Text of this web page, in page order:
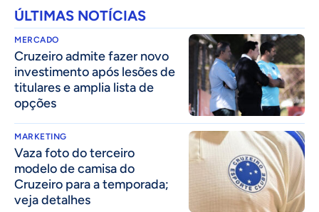
ÚLTIMAS NOTÍCIAS
MERCADO
Cruzeiro admite fazer novo
investimento após lesões de
titulares e amplia lista de
opções
MARKETING
Vaza foto do terceiro
modelo de camisa do
Cruzeiro para a temporada;
veja detalhes